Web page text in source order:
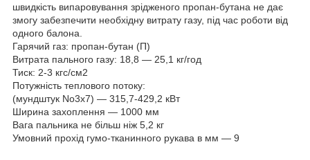
швидкість випаровування зрідженого пропан-бутана не дає
змогу забезпечити необхідну витрату газу, під час роботи від
одного балона.
Гарячий газ: пропан-бутан (П)
Витрата пального газу: 18,8 — 25,1 кг/год
Тиск: 2-3 кгс/cм2
Потужність теплового потоку:
(мундштук No3х7) — 315,7-429,2 кВт
Ширина захоплення — 1000 мм
Вага пальника не більш ніж 5,2 кг
Умовний прохід гумо-тканинного рукава в мм — 9